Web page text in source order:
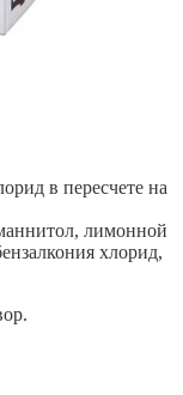
в пересчете на
лимонной
хлорид,